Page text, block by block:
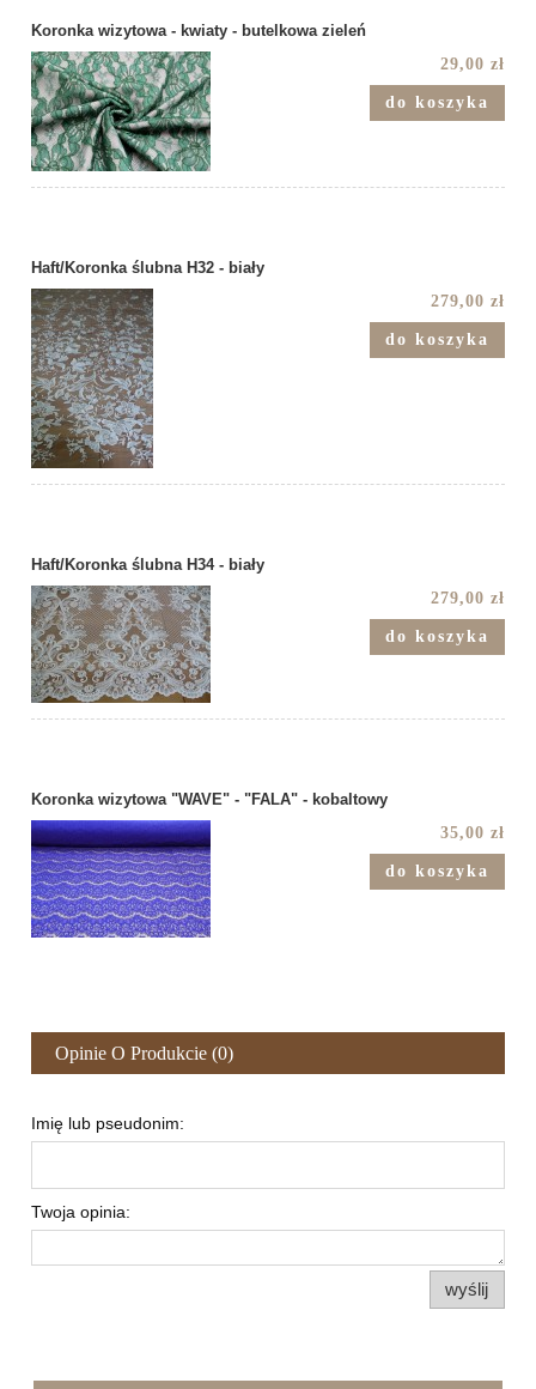
Koronka wizytowa - kwiaty - butelkowa zieleń
29,00 zł
do koszyka
Haft/Koronka ślubna H32 - biały
279,00 zł
do koszyka
Haft/Koronka ślubna H34 - biały
279,00 zł
do koszyka
Koronka wizytowa "WAVE" - "FALA" - kobaltowy
35,00 zł
do koszyka
Opinie O Produkcie (0)
Imię lub pseudonim:
Twoja opinia:
wyślij